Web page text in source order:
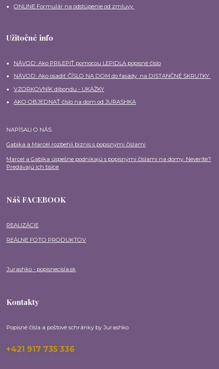
ONLINE Formulár na odstúpenie od zmluvy
Užitočné info
NÁVOD: Ako PRILEPIŤ pomocou LEPIDLA popisné číslo
NÁVOD: Ako osadiť ČÍSLO NA DOM do fasády na DISTANČNÉ SKRUTKY
VZORKOVNÍK dibondu - UKÁŽKY
AKO OBJEDNAŤ číslo na dom od JURASHKA
NAPÍSALI O NÁS:
Gabika a Marcel rozbehli biznis s popisnými číslami
Marcel a Gabika úspešne podnikajú s popisnými číslami na domy. Neveríte?
Predávajú ich tisíce
Náš FACEBOOK
REALIZÁCIE
REÁLNE FOTO PRODUKTOV
Jurashko - popisnecisla.sk
Kontakty
Popisné čísla a poštové schránky by Jurashko
+421 917 735 336